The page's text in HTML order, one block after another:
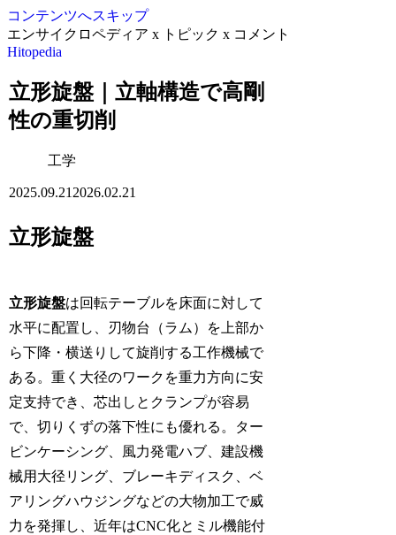
コンテンツへスキップ
エンサイクロペディア x トピック x コメント
Hitopedia
立形旋盤｜立軸構造で高剛
性の重切削
工学
2025.09.21 2026.02.21
立形旋盤
立形旋盤は回転テーブルを床面に対して
水平に配置し、刃物台（ラム）を上部か
ら下降・横送りして旋削する工作機械で
ある。重く大径のワークを重力方向に安
定支持でき、芯出しとクランプが容易
で、切りくずの落下性にも優れる。ター
ビンケーシング、風力発電ハブ、建設機
械用大径リング、ブレーキディスク、ベ
アリングハウジングなどの大物加工で威
力を発揮し、近年はCNC化とミル機能付